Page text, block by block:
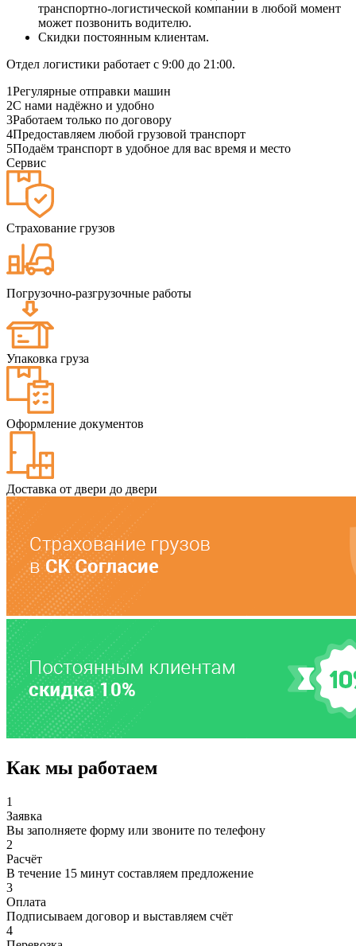
транспортно-логистической компании в любой момент
может позвонить водителю.
Скидки постоянным клиентам.
Отдел логистики работает с 9:00 до 21:00.
1Регулярные отправки машин
2С нами надёжно и удобно
3Работаем только по договору
4Предоставляем любой грузовой транспорт
5Подаём транспорт в удобное для вас время и место
Сервис
Страхование грузов
Погрузочно-разгрузочные работы
Упаковка груза
Оформление документов
Доставка от двери до двери
Как мы работаем
1
Заявка
Вы заполняете форму или звоните по телефону
2
Расчёт
В течение 15 минут составляем предложение
3
Оплата
Подписываем договор и выставляем счёт
4